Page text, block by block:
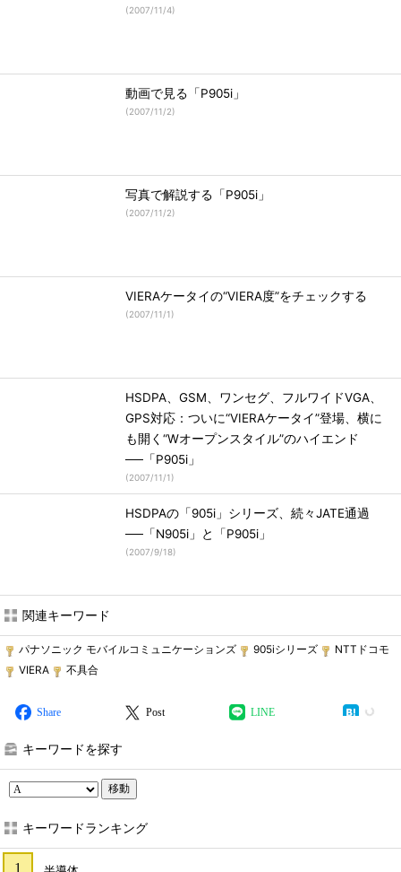
(2007/11/4)
動画で見る「P905i」
(2007/11/2)
写真で解説する「P905i」
(2007/11/2)
VIERAケータイの“VIERA度”をチェックする
(2007/11/1)
HSDPA、GSM、ワンセグ、フルワイドVGA、
GPS対応：ついに“VIERAケータイ”登場、横に
も開く“Wオープンスタイル”のハイエンド
──「P905i」
(2007/11/1)
HSDPAの「905i」シリーズ、続々JATE通過
──「N905i」と「P905i」
(2007/9/18)
関連キーワード
パナソニック モバイルコミュニケーションズ 905iシリーズ
NTTドコモ
VIERA
不具合
Share Post LINE
キーワードを探す
移動
キーワードランキング